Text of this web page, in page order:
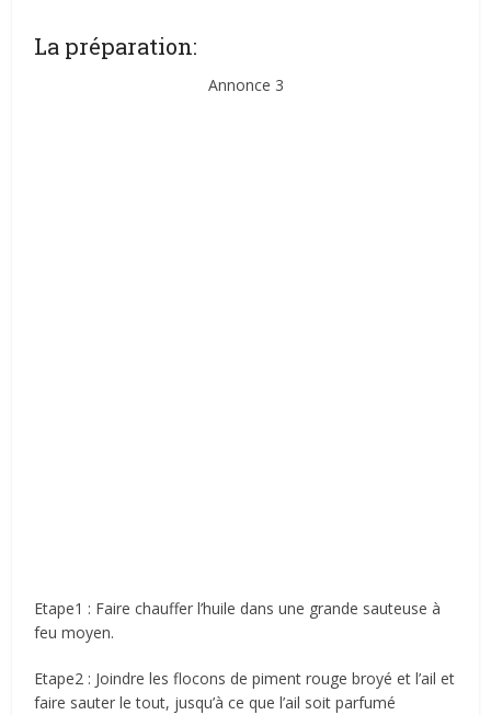
La préparation:
Annonce 3
Etape1 : Faire chauffer l’huile dans une grande sauteuse à
feu moyen.
Etape2 : Joindre les flocons de piment rouge broyé et l’ail et
faire sauter le tout, jusqu’à ce que l’ail soit parfumé